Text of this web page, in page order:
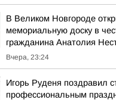
В Великом Новгороде
мемориальную доску в
гражданина Анатолия
Вчера, 23:24
Игорь Руденя поздравил
профессиональным